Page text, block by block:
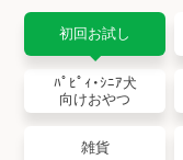
初回お試し
ﾊﾟﾋﾟｨ・ｼﾆｱ犬
向けおやつ
雑貨